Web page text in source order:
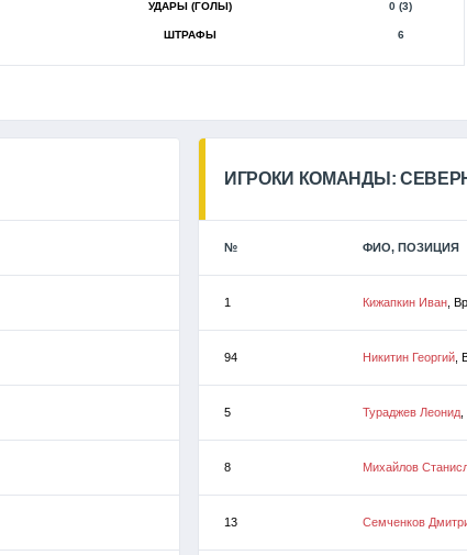
УДАРЫ (ГОЛЫ) 0 (3)
ШТРАФЫ
6
ИГРОКИ КОМАНДЫ:
№ ФИО, ПОЗИЦИЯ
1 Кижапкин Иван,
94 Никитин Георгий,
5 Тураджев Леонид,
8 Михайлов
13 Семченков